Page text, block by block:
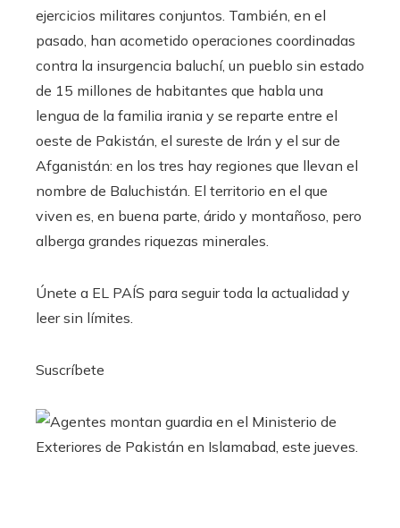
ejercicios militares conjuntos. También, en el
pasado, han acometido operaciones coordinadas
contra la insurgencia baluchí, un pueblo sin estado
de 15 millones de habitantes que habla una
lengua de la familia irania y se reparte entre el
oeste de Pakistán, el sureste de Irán y el sur de
Afganistán: en los tres hay regiones que llevan el
nombre de Baluchistán. El territorio en el que
viven es, en buena parte, árido y montañoso, pero
alberga grandes riquezas minerales.
Únete a EL PAÍS para seguir toda la actualidad y
leer sin límites.
Suscríbete